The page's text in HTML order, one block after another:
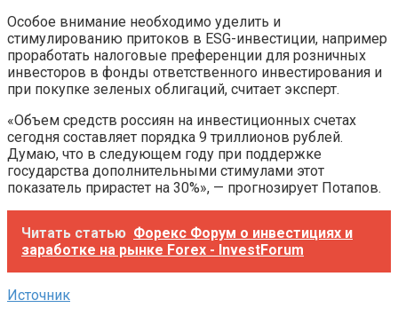
Особое внимание необходимо уделить и
стимулированию притоков в ESG-инвестиции, например
проработать налоговые преференции для розничных
инвесторов в фонды ответственного инвестирования и
при покупке зеленых облигаций, считает эксперт.
«Объем средств россиян на инвестиционных счетах
сегодня составляет порядка 9 триллионов рублей.
Думаю, что в следующем году при поддержке
государства дополнительными стимулами этот
показатель прирастет на 30%», — прогнозирует Потапов.
Читать статью Форекс Форум о инвестициях и
заработке на рынке Forex - InvestForum
Источник